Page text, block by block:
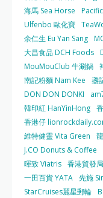
海馬 Sea Horse
Ulfenbo 歐化寶
余仁生 Eu Yan Sang
大昌食品 DCH Foods
MouMouClub 牛涮鍋
南記粉麵 Nam Kee
盞
DON DON DONKI
韓印紅 HanYinHong
香港仔
維特健靈 Vita Green
J.CO Donuts & Coffee
暉致 Viatris 香港貿發
一田百貨 YATA 先施
StarCruises麗星郵輪